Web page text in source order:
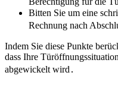
Bitten Sie um eine
Rechnung nach
Indem Sie diese Punkte
dass Ihre
abgewickelt wird․